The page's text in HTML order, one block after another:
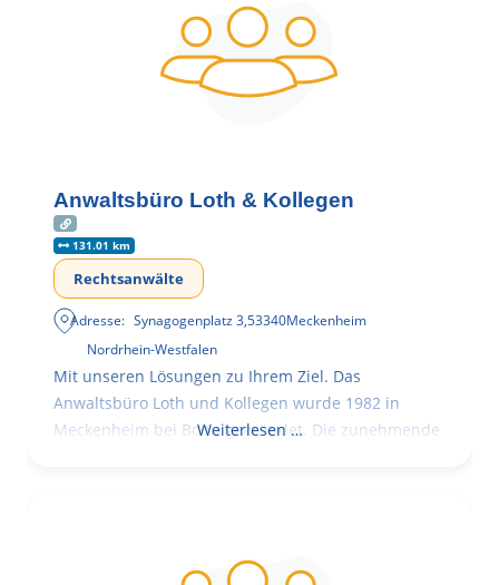
Anwaltsbüro Loth & Kollegen
131.01 km
Rechtsanwälte
Adresse: Synagogenplatz 3,53340Meckenheim
Nordrhein-Westfalen
Mit unseren Lösungen zu Ihrem Ziel. Das
Anwaltsbüro Loth und Kollegen wurde 1982 in
Meckenheim bei Bonn gegründet. Die zunehmende
Weiterlesen …